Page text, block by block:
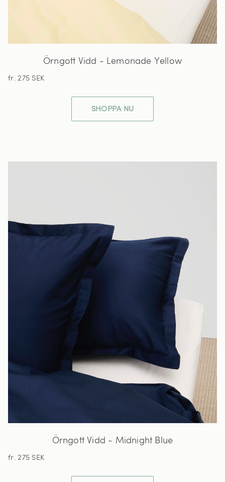
Örngott Vidd - Lemonade Yellow
fr. 275 SEK
SHOPPA NU
Örngott Vidd - Midnight Blue
fr. 275 SEK